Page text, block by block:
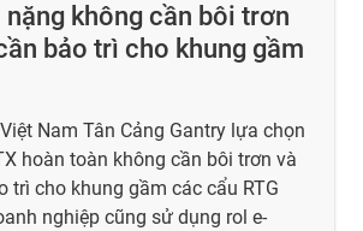
nặng không cần bôi trơn
bảo trì cho khung gầm
Nam Tân Cảng Gantry lựa chọn
hoàn toàn không cần bôi trơn và
trì cho khung gầm các cẩu RTG
nghiệp cũng sử dụng rol e-